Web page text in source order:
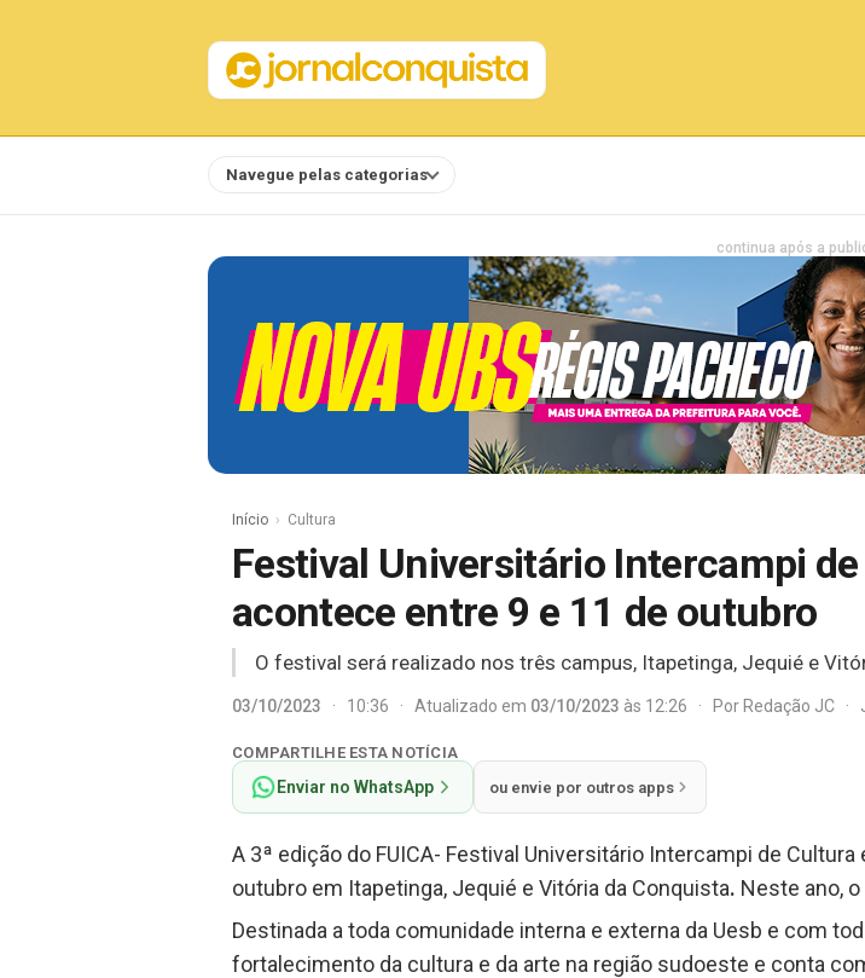
Navegue pelas categorias
continua após a
Início Cultura
Festival Universitário Intercampi
acontece entre 9 e 11 de outubro
O festival será realizado nos três campus, Itapetinga, Jequié e
03/10/2023 · 10:36 · Atualizado em 03/10/2023 às 12:26 · PorRedação JC ·
COMPARTILHE ESTA NOTÍCIA
Enviar no WhatsApp ou envie por outros apps
A 3ª edição do FUICA- Festival Universitário Intercampi de
outubro em Itapetinga, Jequié e Vitória da Conquista. Neste ano,
Destinada a toda comunidade interna e externa da Uesb e com
fortalecimento da cultura e da arte na região sudoeste e conta